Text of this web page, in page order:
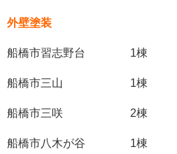
外壁塗装
船橋市習志野台 1棟
船橋市三山 1棟
船橋市三咲 2棟
船橋市八木が谷 1棟